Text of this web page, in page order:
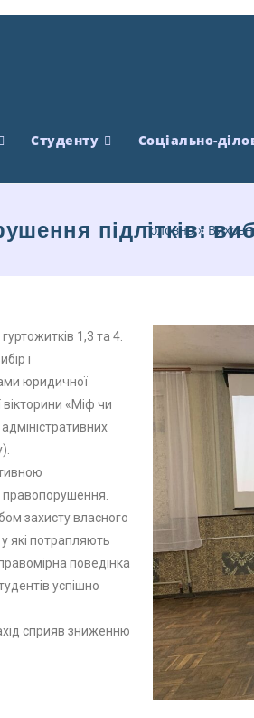
Студенту Соціально-
підлітків:
Головна»
1,3 та 4.
і
юридичної
вікторини «Міф чи
правопорушення.
захисту власного
які потрапляють
поведінка
успішно
сприяв зниженню